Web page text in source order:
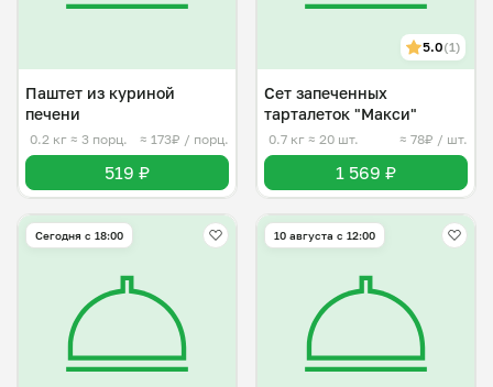
Паштет из куриной
печени
0.2 кг ≈ 3 порц. ≈ 173₽ / порц.
519 ₽
5.0(1)
Сет запеченных
тарталеток "Макси"
0.7 кг ≈ 20 шт. ≈ 78₽ / шт.
1 569 ₽
Сегодня с 18:00 10 августа с 12:00